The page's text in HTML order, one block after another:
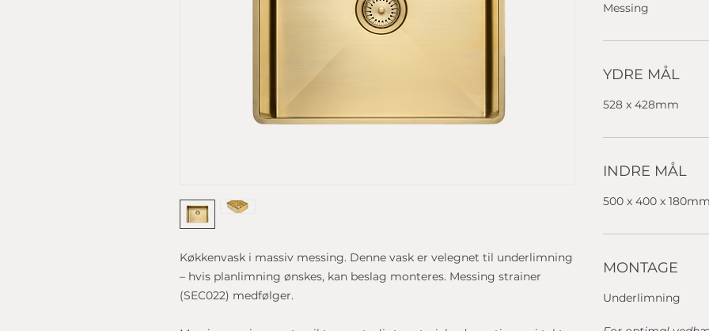
Køkkenvask i massiv messing. Denne vask er velegnet til underlimning
– hvis planlimning ønskes, kan beslag monteres. Messing strainer
(SEC022) medfølger.
Messing
YDRE MÅL
528 x 428mm
INDRE MÅL
500 x 400 x
MONTAGE
Underlimning